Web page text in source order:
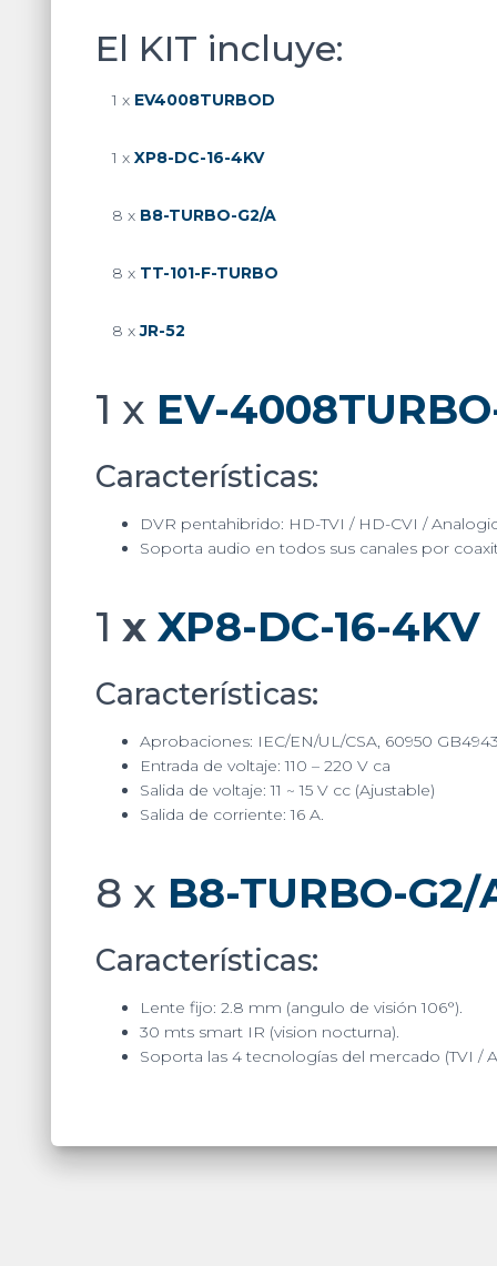
El KIT incluye:
1 x EV4008TURBOD
1 x XP8-DC-16-4KV
8 x B8-TURBO-G2/A
8 x TT-101-F-TURBO
8 xJR-52
1 x EV-
Características:
DVR pentahibrido: HD-TVI / HD-CVI /
Soporta audio en todos sus canales por
1 x XP8-DC-16-4KV
Características:
Aprobaciones: IEC/EN/UL/CSA, 60950 GB4943
Entrada de voltaje: 110 – 220 V ca
Salida de voltaje: 11 ~ 15 V cc (Ajustable)
Salida de corriente: 16 A.
8 x B8-TURBO-G2/
Características:
Lente fijo: 2.8 mm (angulo de visión 106°).
30 mts smart IR (vision nocturna).
Soporta las 4 tecnologías del mercado (TVI /